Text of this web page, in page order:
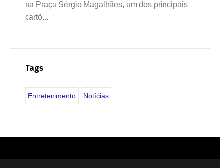
na Praça Sérgio Magalhães, um dos principais
cartõ...
Tags
Entretenimento Notícias